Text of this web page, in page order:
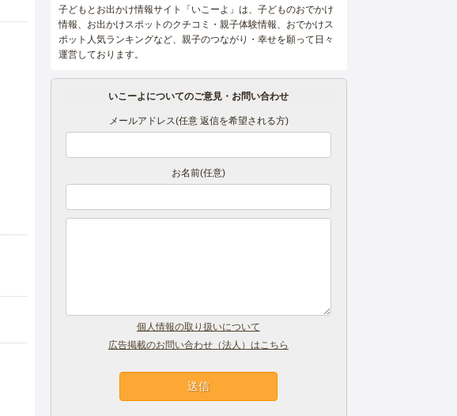
子どもとお出かけ情報サイト「いこーよ」は、子どものおでかけ
情報、お出かけスポットのクチコミ・親子体験情報、おでかけス
ポット人気ランキングなど、親子のつながり・幸せを願って日々
運営しております。
いこーよについてのご意見・お問い合わせ
メールアドレス(任意 返信を希望される方)
お名前(任意)
個人情報の取り扱いについて
広告掲載のお問い合わせ（法人）はこちら